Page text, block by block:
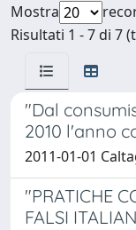
Mostra
Risultati 1 - 7 di 7
"Dal
2010 l'anno
2011-01-01
"PRATICHE
FALSI